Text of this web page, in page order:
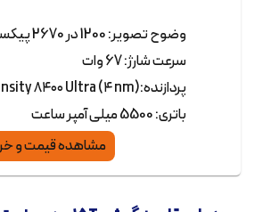
وضوح تصویر: 1200 در 2670 پیکسل
سرعت شارژ: 67 وات
پردازنده:Mediatek Dimensity ۸۴۰۰ Ultra (۴ nm)
باتری: 5500 میلی آمپر ساعت
مشاهده قیمت و